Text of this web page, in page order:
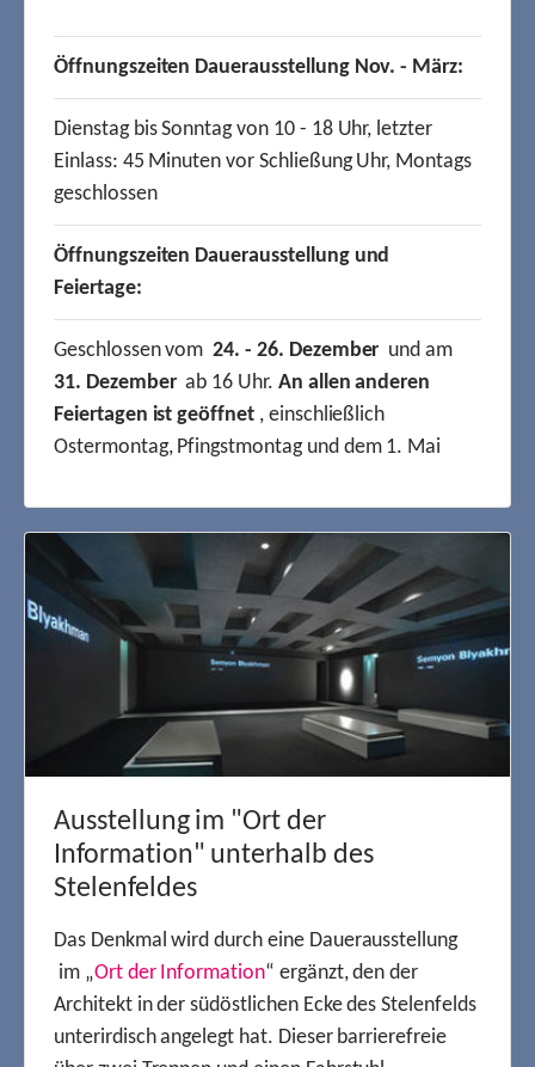
Ausstellung im "Ort der
Information" unterhalb des
Stelenfeldes
Das Denkmal wird durch eine Dauerausstellung
im „Ort der Information“ ergänzt, den der
Architekt in der südöstlichen Ecke des Stelenfelds
unterirdisch angelegt hat. Dieser barrierefreie
Öffnungszeiten Dauerausstellung Nov. - März:
Dienstag bis Sonntag von 10 - 18 Uhr, letzter
Einlass: 45 Minuten vor Schließung Uhr, Montags
geschlossen
Öffnungszeiten Dauerausstellung und
Feiertage:
Geschlossen vom24. - 26. Dezember und am
31. Dezemberab 16 Uhr. An allen anderen
Feiertagen ist geöffnet, einschließlich
Ostermontag, Pfingstmontag und dem 1. Mai